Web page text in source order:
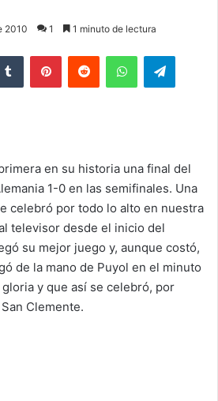
2010 1 1 minuto de lectura
en su historia una final del
1-0 en las semifinales. Una
celebró por todo lo alto en nuestra
televisor desde el inicio del
su mejor juego y, aunque costó,
de la mano de Puyol en el minuto
y que así se celebró, por
Clemente.